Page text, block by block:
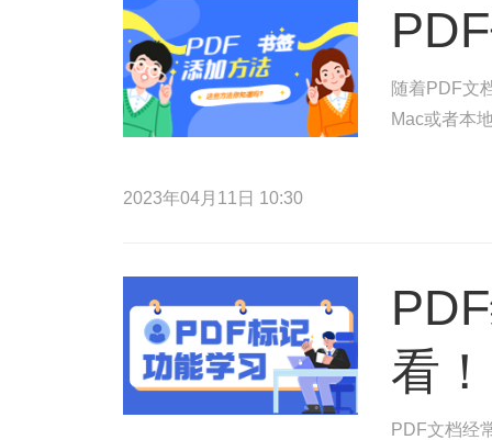
随着PDF文
Mac或者本
2023年04月11日 10:30
看！
PDF文档经